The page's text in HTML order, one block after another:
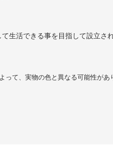
生活できる事を目指して設立
て、実物の色と異なる可能性があ